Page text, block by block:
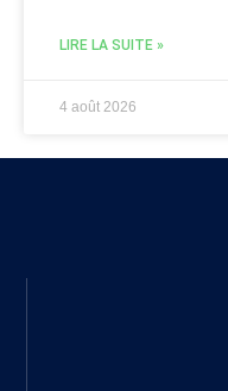
LIRE LA SUITE »
4 août 2026